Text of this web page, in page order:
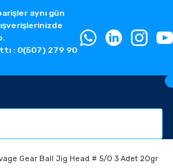
aynı gün
: 0(507) 279 90
Gear Ball Jig Head # 5/0 3 Adet 20gr